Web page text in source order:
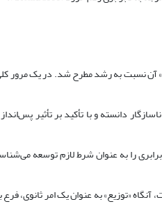
نسبت به رشد مطرح شد. در یک مرور
دانسته و با تأکید بر تأثیر
را به‌ عنوان شرط لازم توسعه
«توزیع» به ‌عنوان یک امر ثانوی،